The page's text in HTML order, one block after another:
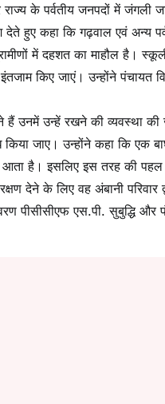
के पर्वतीय जनपदों में जंगली
हुए कहा कि गढ़वाल एवं अन्य
में दहशत का माहौल है।
किए जाएं। उन्होंने पंचायत
हैं उनमें उन्हें रखने की व्यवस्था
जाए। उन्होंने कहा कि एक
है। इसलिए इस तरह की
के लिए वह अंबानी परिवार
पीसीसीएफ एस.पी. सुबुद्धि और